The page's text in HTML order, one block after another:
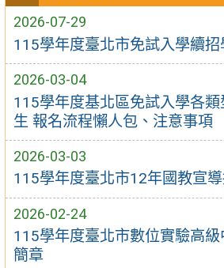
2026-07-29
115學年度臺北市免試入學續
2026-03-04
115學年度基北區免試入學各
生 報名流程懶人包、注意事項
2026-03-03
115學年度臺北市12年國教宣
2026-02-24
115學年度臺北市數位實驗高
簡章